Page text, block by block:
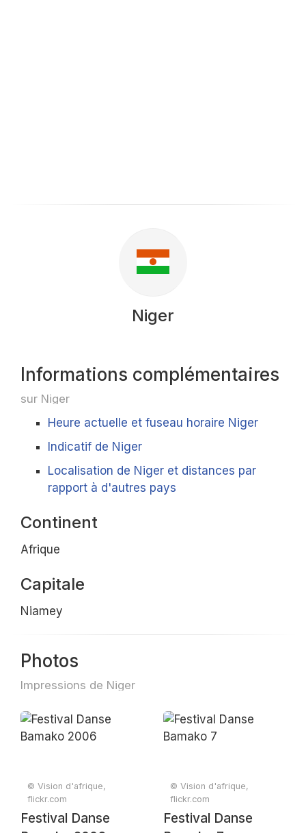
Niger
Informations complémentaires
sur Niger
Heure actuelle et fuseau horaire Niger
Indicatif de Niger
Localisation de Niger et distances par
rapport à d'autres pays
Continent
Afrique
Capitale
Niamey
Photos
Impressions de Niger
© Vision d'afrique,
flickr.com
Festival Danse
© Vision d'afrique,
flickr.com
Festival Danse